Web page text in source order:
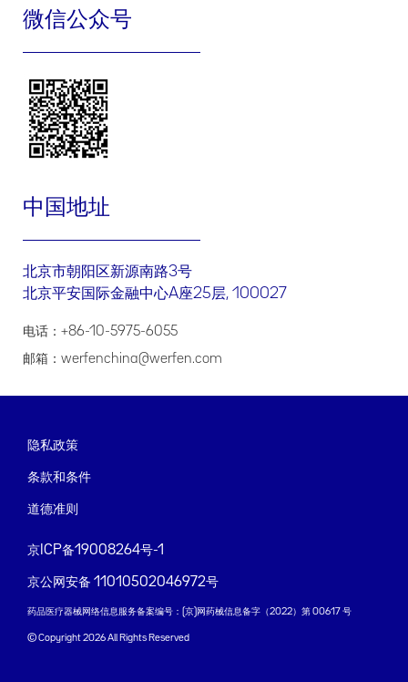
微信公众号
中国地址
北京市朝阳区新源南路3号
北京平安国际金融中心A座25层, 100027
电话：+86-10-5975-6055
邮箱：werfenchina@werfen.com
隐私政策
条款和条件
道德准则
京ICP备19008264号-1
京公网安备 11010502046972号
药品医疗器械网络信息服务备案编号：(京)网药械信息备字（2022）第 00617 号
© Copyright 2026 All Rights Reserved